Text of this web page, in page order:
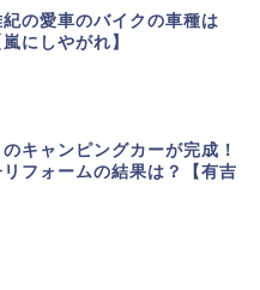
の愛車のバイクの車種は
にしやがれ】
のキャンピングカーが完成！
リフォームの結果は？【有吉